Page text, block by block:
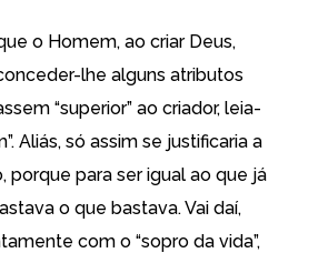
o Homem, ao criar Deus,
lhe alguns atributos
“superior” ao criador, leia-
Aliás, só assim se justificaria a
porque para ser igual ao que já
o que bastava. Vai daí,
com o “sopro da vida”,